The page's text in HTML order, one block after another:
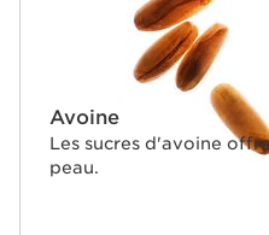
Avoine
Les sucres d'avoine
peau.